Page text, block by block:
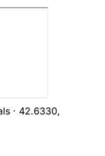
· 42.6330,